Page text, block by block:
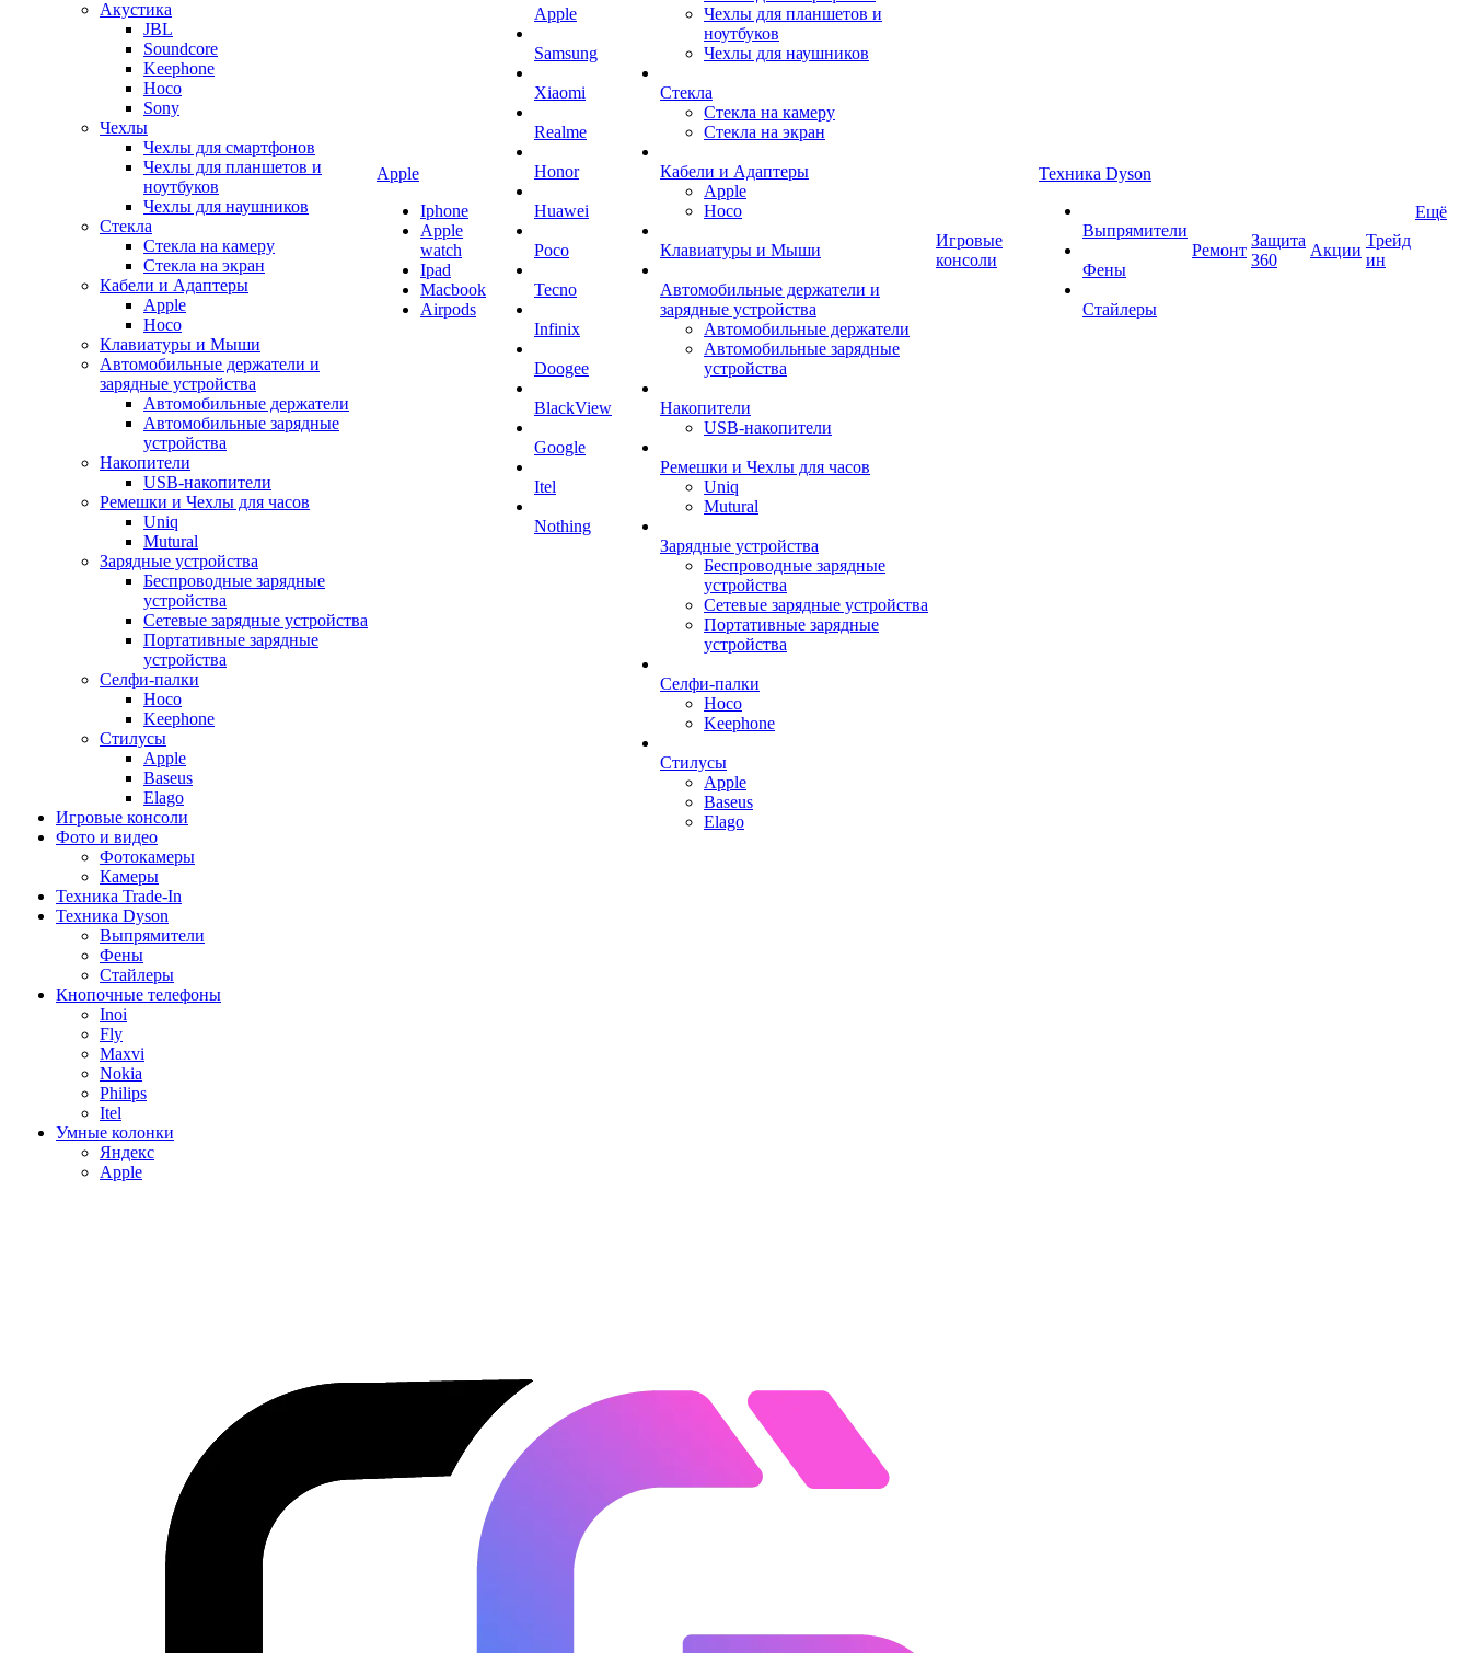
Акустика
JBL
Soundcore
Keephone
Hoco
Sony
Чехлы
Чехлы для смартфонов
Чехлы для планшетов и
ноутбуков
Чехлы для наушников
Стекла
Стекла на камеру
Стекла на экран
Кабели и Адаптеры
Apple
Hoco
Клавиатуры и Мыши
Автомобильные держатели и
зарядные устройства
Автомобильные держатели
Автомобильные зарядные
устройства
Накопители
USB-накопители
Ремешки и Чехлы для часов
Uniq
Mutural
Зарядные устройства
Беспроводные зарядные
устройства
Сетевые зарядные устройства
Портативные зарядные
устройства
Селфи-палки
Hoco
Keephone
Стилусы
Apple
Baseus
Elago
Игровые консоли
Фото и видео
Фотокамеры
Камеры
Техника Trade-In
Техника Dyson
Выпрямители
Фены
Стайлеры
Кнопочные телефоны
Inoi
Fly
Maxvi
Nokia
Philips
Itel
Умные колонки
Яндекс
Apple
Apple
Iphone
Apple
watch
Ipad
Macbook
Airpods
Apple
Samsung
Xiaomi
Realme
Honor
Huawei
Poco
Tecno
Infinix
Doogee
BlackView
Google
Itel
Nothing
Чехлы для планшетов и
ноутбуков
Чехлы для наушников
Стекла
Стекла на камеру
Стекла на экран
Кабели и Адаптеры
Apple
Hoco
Клавиатуры и Мыши
Автомобильные держатели и
зарядные устройства
Автомобильные держатели
Автомобильные зарядные
устройства
Накопители
USB-накопители
Ремешки и Чехлы для часов
Uniq
Mutural
Зарядные устройства
Беспроводные зарядные
устройства
Сетевые зарядные устройства
Портативные зарядные
устройства
Селфи-палки
Hoco
Keephone
Стилусы
Apple
Baseus
Elago
Игровые
консоли
Техника Dyson
Выпрямители
Фены
Стайлеры
Ремонт
Защита
360
Акции
Трейд
ин
Ещё